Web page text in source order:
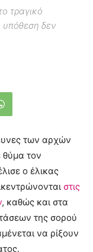
τραγικό
δεν
των αρχών
θύμα τον
ο έλικας
στις
, καθώς και στα
της σορού
να ρίξουν